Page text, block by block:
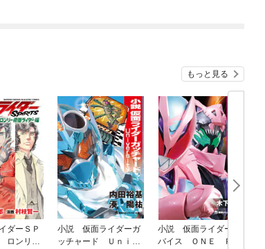
もっと見る
ダーＳＰ
ロンリー
小説 仮面ライダーガ
ッチャード Ｕｎｉｖ
小説 仮面ライダーリ
バイス ＯＮＥ ＰＯ